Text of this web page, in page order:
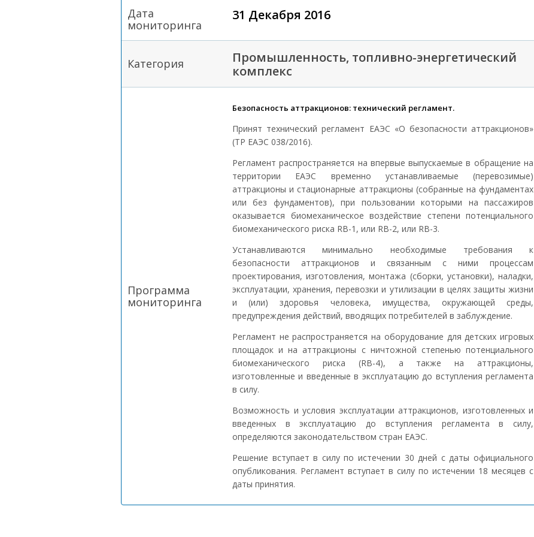
Дата
мониторинга
31 Декабря 2016
Категория
Промышленность, топливно-энергетический
комплекс
Программа
мониторинга
Безопасность аттракционов: технический регламент.
Принят технический регламент ЕАЭС «О безопасности аттракционов»
(ТР ЕАЭС 038/2016).
Регламент распространяется на впервые выпускаемые в обращение на
территории ЕАЭС временно устанавливаемые (перевозимые)
аттракционы и стационарные аттракционы (собранные на фундаментах
или без фундаментов), при пользовании которыми на пассажиров
оказывается биомеханическое воздействие степени потенциального
биомеханического риска RB-1, или RB-2, или RB-3.
Устанавливаются минимально необходимые требования к
безопасности аттракционов и связанным с ними процессам
проектирования, изготовления, монтажа (сборки, установки), наладки,
эксплуатации, хранения, перевозки и утилизации в целях защиты жизни
и (или) здоровья человека, имущества, окружающей среды,
предупреждения действий, вводящих потребителей в заблуждение.
Регламент не распространяется на оборудование для детских игровых
площадок и на аттракционы с ничтожной степенью потенциального
биомеханического риска (RB-4), а также на аттракционы,
изготовленные и введенные в эксплуатацию до вступления регламента
в силу.
Возможность и условия эксплуатации аттракционов, изготовленных и
введенных в эксплуатацию до вступления регламента в силу,
определяются законодательством стран ЕАЭС.
Решение вступает в силу по истечении 30 дней с даты официального
опубликования. Регламент вступает в силу по истечении 18 месяцев с
даты принятия.